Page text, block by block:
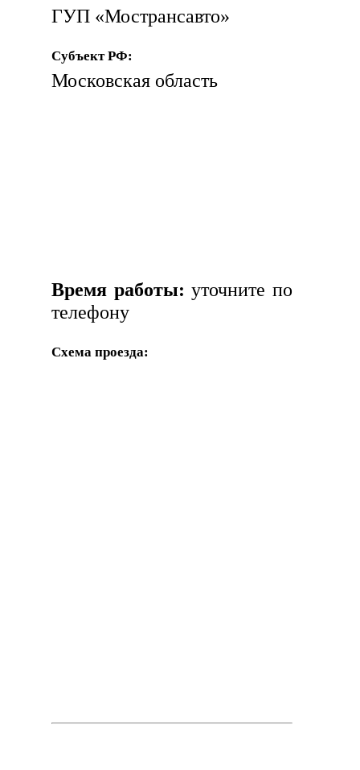
ГУП «Мострансавто»
Субъект РФ:
Московская область
Время работы: уточните по
телефону
Схема проезда: